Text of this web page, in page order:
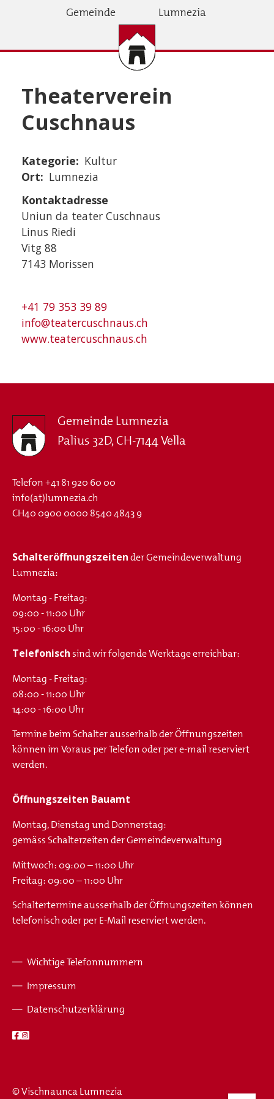
Gemeinde Lumnezia
Theaterverein
Cuschnaus
Kategorie
Kultur
Ort
Lumnezia
Kontaktadresse
Uniun da teater Cuschnaus
Linus Riedi
Vitg 88
7143 Morissen
+41 79 353 39 89
info@teatercuschnaus.ch
www.teatercuschnaus.ch
Gemeinde Lumnezia
Palius 32D, CH-7144 Vella
Telefon+41 81 920 60 00
info(at)lumnezia.ch
CH40 0900 0000 8540 4843 9
Schalteröffnungszeitender Gemeindeverwaltung
Lumnezia:
Montag - Freitag:
09:00 - 11:00 Uhr
15:00 - 16:00 Uhr
Telefonischsind wir folgende Werktage erreichbar:
Montag - Freitag:
08:00 - 11:00 Uhr
14:00 - 16:00 Uhr
Termine beim Schalter ausserhalb der Öffnungszeiten
können im Voraus per Telefon oder per e-mail reserviert
werden.
Öffnungszeiten Bauamt
Montag, Dienstag und Donnerstag:
gemäss Schalterzeiten der Gemeindeverwaltung
Mittwoch: 09:00 – 11:00 Uhr
Freitag: 09:00 – 11:00 Uhr
Schaltertermine ausserhalb der Öffnungszeiten können
telefonisch oder per E-Mail reserviert werden.
Wichtige Telefonnummern
Impressum
Datenschutzerklärung
© Vischnaunca Lumnezia